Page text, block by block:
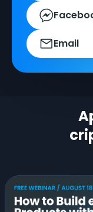
Email